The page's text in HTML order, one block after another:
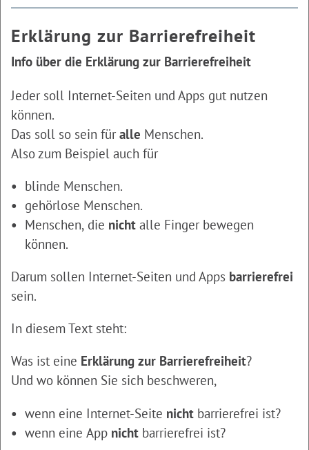
Erklärung zur Barrierefreiheit
Info über die Erklärung zur Barrierefreiheit
Jeder soll Internet-Seiten und Apps gut nutzen
können.
Das soll so sein für alle Menschen.
Also zum Beispiel auch für
blinde Menschen.
gehörlose Menschen.
Menschen, die nicht alle Finger bewegen
können.
Darum sollen Internet-Seiten und Apps barrierefrei
sein.
In diesem Text steht:
Was ist eine Erklärung zur Barrierefreiheit?
Und wo können Sie sich beschweren,
wenn eine Internet-Seite nicht barrierefrei ist?
wenn eine App nicht barrierefrei ist?